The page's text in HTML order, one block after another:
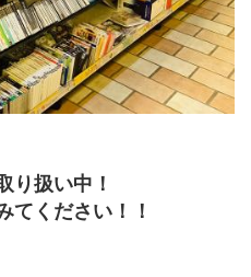
り扱い中！
てください！！